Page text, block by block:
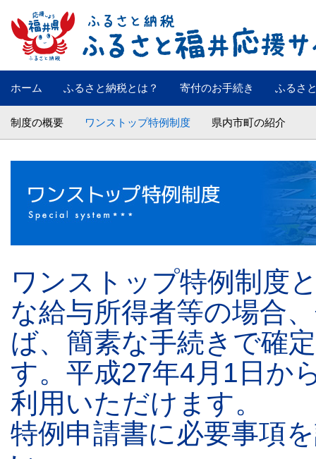
ホーム ふるさと納税とは？ 寄付のお手続き ふるさ
制度の概要 ワンストップ特例制度 県内市町の紹介
ワンストップ特例制度
な給与所得者等の場合
ば、簡素な手続きで確
す。平成27年4月1日か
利用いただけます。
特例申請書に必要事項